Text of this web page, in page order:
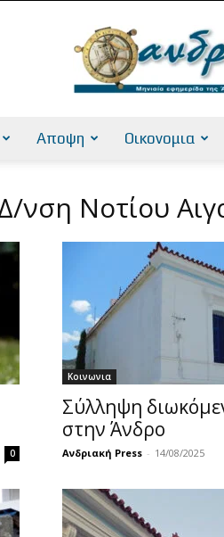
Αποψη Οικονομια
νση Νοτίου
0
Κοινωνια
Σύλληψη
στην Άνδρο
Ανδριακή Press - 14/08/2025